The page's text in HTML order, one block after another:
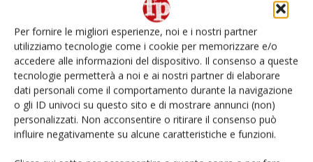
Per fornire le migliori esperienze, noi e i nostri partner
utilizziamo tecnologie come i cookie per memorizzare e/o
accedere alle informazioni del dispositivo. Il consenso a queste
tecnologie permetterà a noi e ai nostri partner di elaborare
dati personali come il comportamento durante la navigazione
o gli ID univoci su questo sito e di mostrare annunci (non)
personalizzati. Non acconsentire o ritirare il consenso può
influire negativamente su alcune caratteristiche e funzioni.
I più visti
Spazio Conad: continua la conversione dei punti di
vendita
L’ortofrutta di Extra Supermercati tra localismo e
Ai #Repartofresh
Non è una susina: è Metis… e può rivoluzionare la